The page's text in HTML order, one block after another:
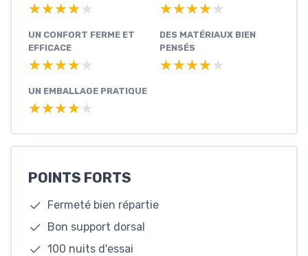
★★★★★
★★★★★ ★★★★★
★★★★★
UN CONFORT FERME ET
EFFICACE
★★★★★
★★★★★
DES MATÉRIAUX BIEN
PENSÉS
★★★★★
★★★★★
UN EMBALLAGE PRATIQUE
★★★★★
★★★★★
POINTS FORTS
Fermeté bien répartie
Bon support dorsal
100 nuits d'essai